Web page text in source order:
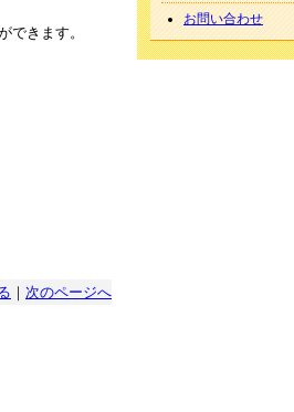
できます。
｜ 次のページへ
お問い合わせ